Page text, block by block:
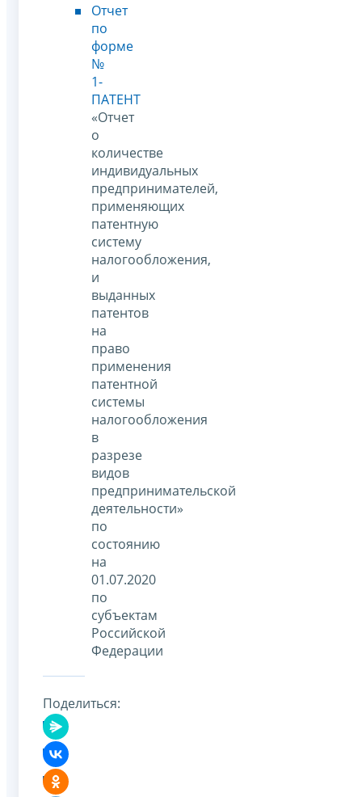
Отчет
по
форме
№
1-
ПАТЕНТ
«Отчет
о
количестве
индивидуальных
предпринимателей,
применяющих
патентную
систему
налогообложения,
и
выданных
патентов
на
право
применения
патентной
системы
налогообложения
в
разрезе
видов
предпринимательской
деятельности»
по
состоянию
на
01.07.2020
по
субъектам
Российской
Федерации
Поделиться: